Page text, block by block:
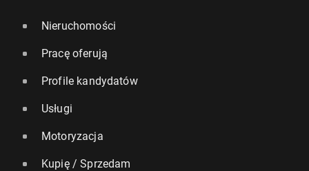
Nieruchomości
Pracę oferują
Profile kandydatów
Usługi
Motoryzacja
Kupię / Sprzedam